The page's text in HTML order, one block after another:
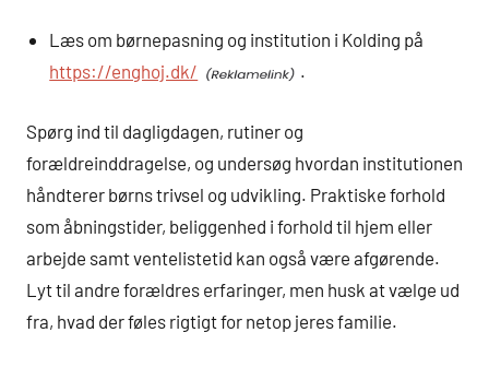
Læs om børnepasning og institution i Kolding på
https://enghoj.dk/
.
Spørg ind til dagligdagen, rutiner og
forældreinddragelse, og undersøg hvordan institutionen
håndterer børns trivsel og udvikling. Praktiske forhold
som åbningstider, beliggenhed i forhold til hjem eller
arbejde samt ventelistetid kan også være afgørende.
Lyt til andre forældres erfaringer, men husk at vælge ud
fra, hvad der føles rigtigt for netop jeres familie.